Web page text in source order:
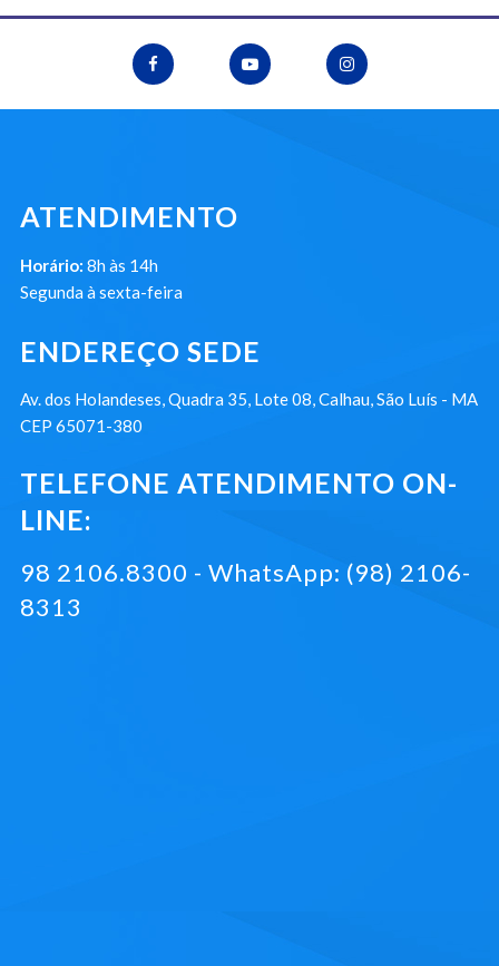
ATENDIMENTO
Horário: 8h às 14h
Segunda à sexta-feira
ENDEREÇO SEDE
Av. dos Holandeses, Quadra 35, Lote 08, Calhau, São Luís - MA
CEP 65071-380
TELEFONE ATENDIMENTO ON-
LINE:
98 2106.8300 - WhatsApp: (98) 2106-
8313